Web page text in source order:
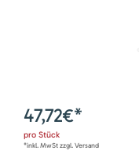
47,72€*
pro Stück
*inkl. MwSt zzgl. Versand